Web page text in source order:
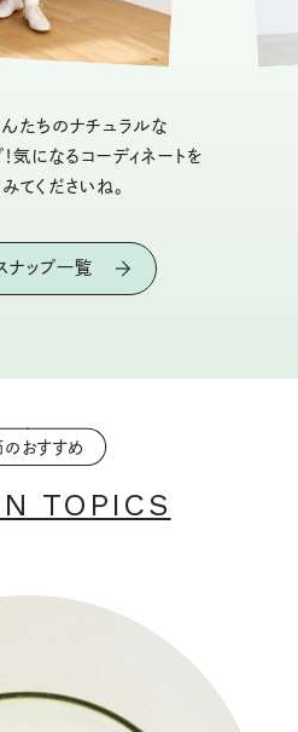
たちのナチュラルな
気になるコーディネートを
てくださいね。
ナップ一覧
のおすすめ
TOPICS